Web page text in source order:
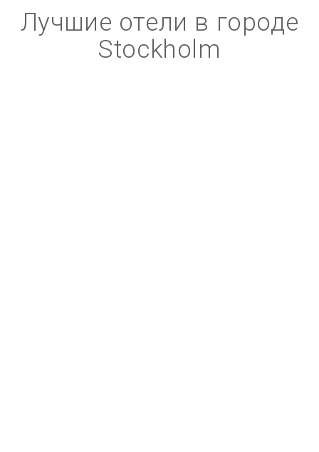
Лучшие отели в городе
Stockholm